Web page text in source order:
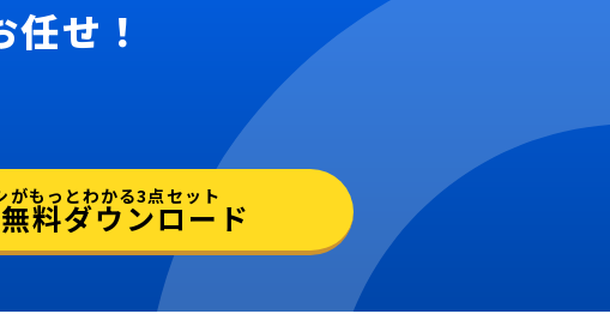
任せ！
がもっとわかる3点セット
料ダウンロード